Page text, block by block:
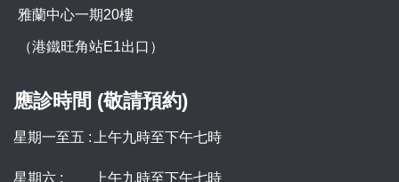
雅蘭中心一期20樓
（港鐵旺角站E1出口）
應診時間 (敬請預約)
星期一至五 : 上午九時至下午七時
星期六 : 上午九時至下午七時